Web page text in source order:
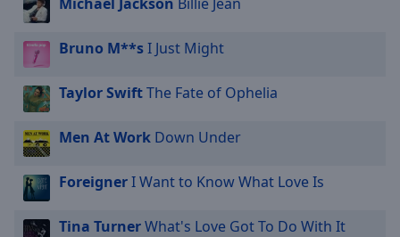
Bruno M**sI Just Might
Taylor SwiftThe Fate of Ophelia
Men At Work Down Under
ForeignerI Want to Know What Love Is
Tina TurnerWhat's Love Got To Do With It